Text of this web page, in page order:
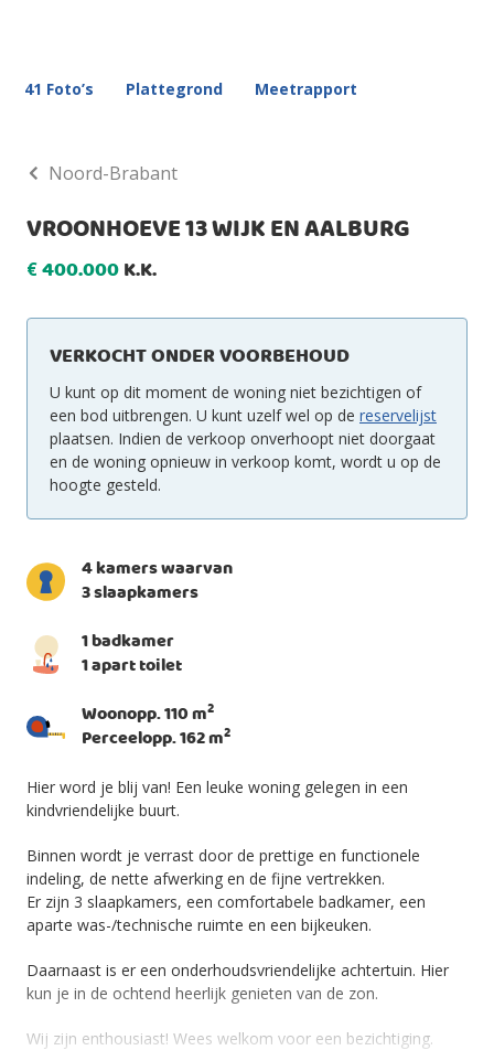
41 Foto’s Plattegrond Meetrapport
Noord-Brabant
VROONHOEVE 13 WIJK EN AALBURG
€400.000K.K.
VERKOCHT ONDER VOORBEHOUD
U kunt op dit moment de woning niet bezichtigen of
een bod uitbrengen. U kunt uzelf wel op de reservelijst
plaatsen. Indien de verkoop onverhoopt niet doorgaat
en de woning opnieuw in verkoop komt, wordt u op de
hoogte gesteld.
4 kamers waarvan
3 slaapkamers
1 badkamer
1 apart toilet
Woonopp. 110 m2
Perceelopp. 162 m2
Hier word je blij van! Een leuke woning gelegen in een
kindvriendelijke buurt.
Binnen wordt je verrast door de prettige en functionele
indeling, de nette afwerking en de fijne vertrekken.
Er zijn 3 slaapkamers, een comfortabele badkamer, een
aparte was-/technische ruimte en een bijkeuken.
Daarnaast is er een onderhoudsvriendelijke achtertuin. Hier
kun je in de ochtend heerlijk genieten van de zon.
Wij zijn enthousiast! Wees welkom voor een bezichtiging.